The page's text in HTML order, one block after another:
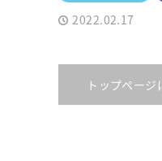
2022.02.17
トップページ